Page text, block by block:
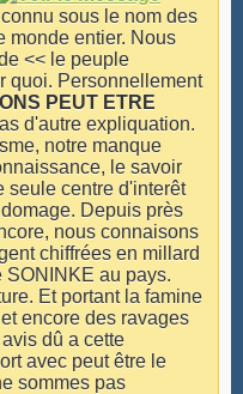
sous le nom des
monde entier. Nous
<< le peuple
quoi. Personnellement
PEUT ETRE
d'autre expliquation.
notre manque
le savoir
seule centre d'interêt
Depuis près
nous connaisons
chiffrées en millard
SONINKE au pays.
Et portant la famine
encore des ravages
dû a cette
avec peut être le
sommes pas